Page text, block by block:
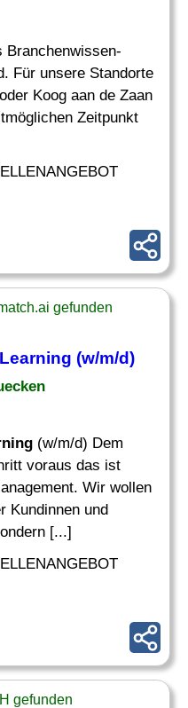
Branchenwissen-
Für unsere Standorte
Koog aan de Zaan
Zeitpunkt
gefunden
Learning (w/m/d)
(w/m/d) Dem
voraus das ist
Wir wollen
Kundinnen und
[...]
gefunden